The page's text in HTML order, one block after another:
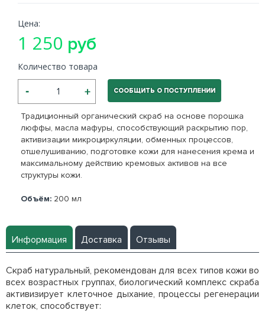
Традиционный органический скраб на основе порошка
люффы, масла мафуры, способствующий раскрытию пор,
активизации микроциркуляции, обменных процессов,
отшелушиванию, подготовке кожи для нанесения крема и
максимальному действию кремовых активов на все
структуры кожи.
Объём: 200 мл
Цена:
1 250 руб
Количество товара
СООБЩИТЬ О ПОСТУПЛЕНИИ
Информация Доставка Отзывы
Скраб натуральный, рекомендован для всех типов кожи во
всех возрастных группах, биологический комплекс скраба
активизирует клеточное дыхание, процессы регенерации
клеток, способствует: